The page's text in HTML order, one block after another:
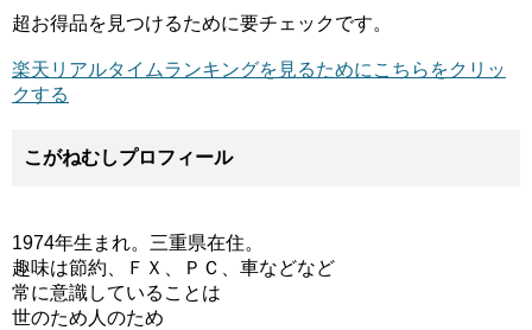
超お得品を見つけるために要チェックです。
楽天リアルタイムランキングを見るためにこちらをクリッ
クする
こがねむしプロフィール
1974年生まれ。三重県在住。
趣味は節約、ＦＸ、ＰＣ、車などなど
常に意識していることは
世のため人のため